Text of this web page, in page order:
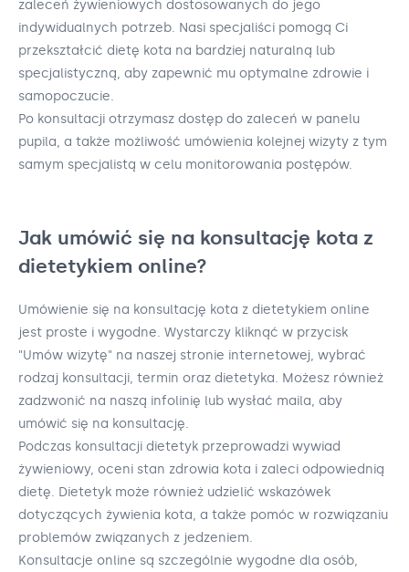
zaleceń żywieniowych dostosowanych do jego
indywidualnych potrzeb. Nasi specjaliści pomogą Ci
przekształcić dietę kota na bardziej naturalną lub
specjalistyczną, aby zapewnić mu optymalne zdrowie i
samopoczucie.
Po konsultacji otrzymasz dostęp do zaleceń w panelu
pupila, a także możliwość umówienia kolejnej wizyty z tym
samym specjalistą w celu monitorowania postępów.
Jak umówić się na konsultację kota z
dietetykiem online?
Umówienie się na konsultację kota z dietetykiem online
jest proste i wygodne. Wystarczy kliknąć w przycisk
"Umów wizytę" na naszej stronie internetowej, wybrać
rodzaj konsultacji, termin oraz dietetyka. Możesz również
zadzwonić na naszą infolinię lub wysłać maila, aby
umówić się na konsultację.
Podczas konsultacji dietetyk przeprowadzi wywiad
żywieniowy, oceni stan zdrowia kota i zaleci odpowiednią
dietę. Dietetyk może również udzielić wskazówek
dotyczących żywienia kota, a także pomóc w rozwiązaniu
problemów związanych z jedzeniem.
Konsultacje online są szczególnie wygodne dla osób,